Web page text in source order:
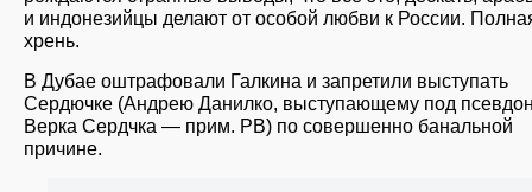
и индонезийцы делают от особой любви к России.
хрень.
В Дубае оштрафовали Галкина и запретили выступать
Сердючке (Андрею Данилко, выступающему под
Верка Сердчка — прим. РВ) по совершенно банальной
причине.